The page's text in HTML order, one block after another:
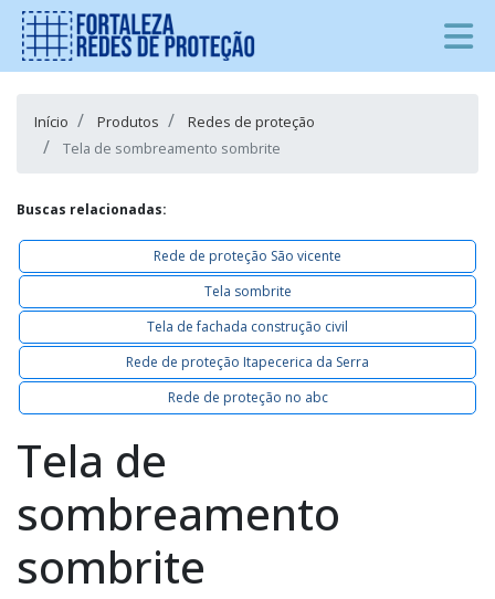
Início Produtos
Redes de proteção
Tela de sombreamento sombrite
Buscas relacionadas:
Rede de proteção São vicente
Tela sombrite
Tela de fachada construção civil
Rede de proteção Itapecerica da Serra
Rede de proteção no abc
Tela de
sombreamento
sombrite